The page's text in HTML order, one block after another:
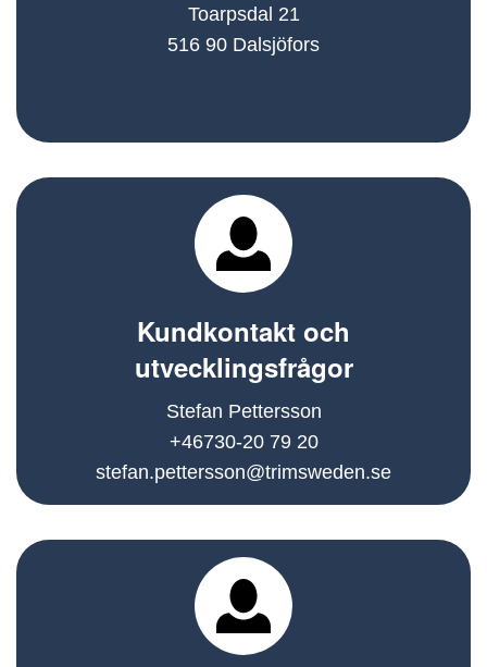
Toarpsdal 21
516 90 Dalsjöfors
Kundkontakt och
utvecklingsfrågor
Stefan Pettersson
+46730-20 79 20
stefan.pettersson@trimsweden.se